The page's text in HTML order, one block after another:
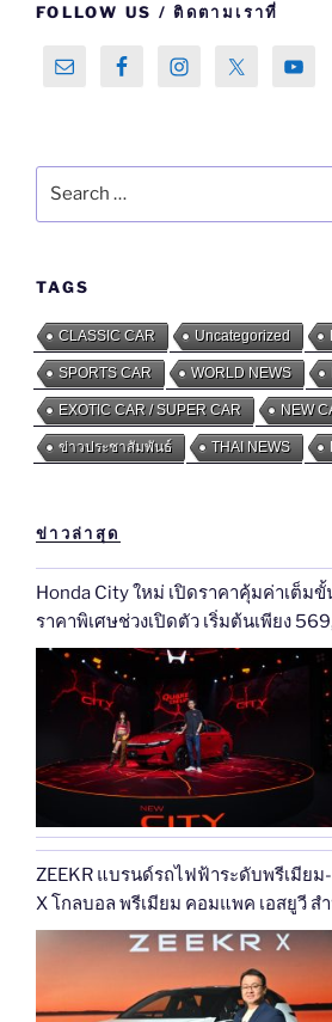
FOLLOW US / ติดตามเราที่
TAGS
CLASSIC CAR Uncategorized
SPORTS CAR WORLD NEWS
EXOTIC CAR / SUPER CAR NEW
ข่าวประชาสัมพันธ์ THAI NEWS
ข่าวล่าสุด
Honda City ใหม่ เปิดราคาคุ้มค่าเต็มขั้
ราคาพิเศษช่วงเปิดตัว เริ่มต้นเพียง
แนะนำรุ่นเริ่มต้นไฮบริดใหม่ e:HEV V
30 ก.ย. นี้ สัมผัสการคัมแบ็กครั้งใหญ่ที่ ‘
วันนี้ทั่วประเทศ
ZEEKR แบรนด์รถไฟฟ้าระดับพรีเมียม
X โกลบอล พรีเมียม คอมแพค เอสยูวี